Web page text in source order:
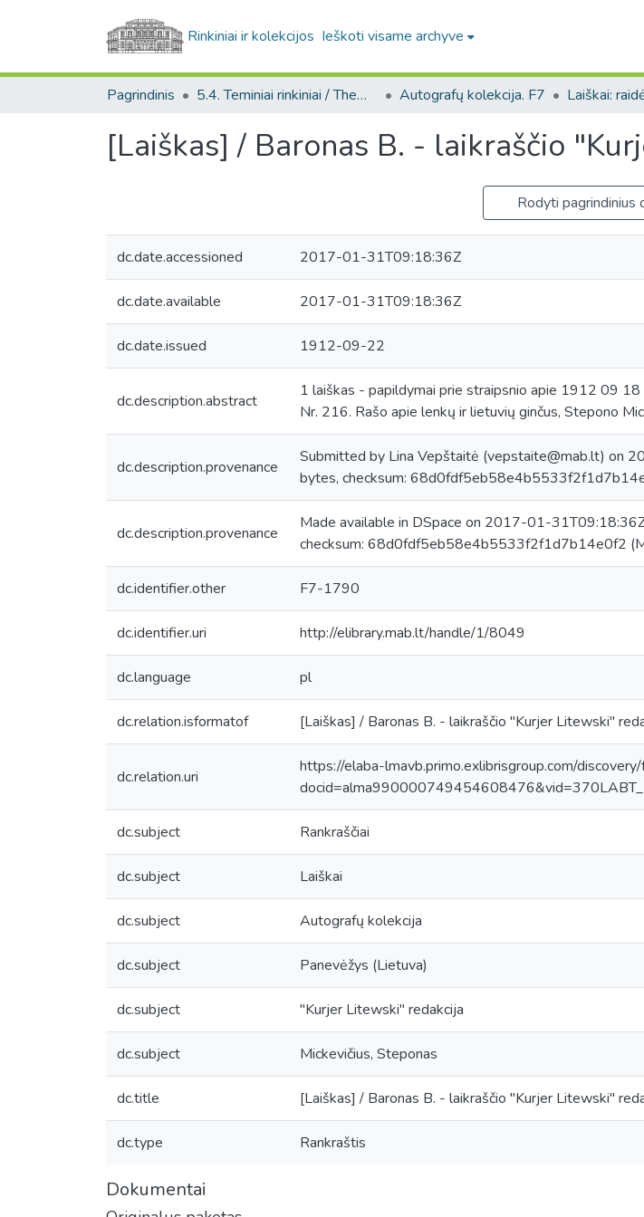
Rinkiniai ir kolekcijos Ieškoti visame archyve
Pagrindinis 5.4. Teminiai rinkiniai / Thematic collections Autografų kolekcija. F7
[Laiškas] / Baronas B. - laikraščio
Rodyti pagrindinius
dc.date.accessioned 2017-01-31T09:18:36Z
dc.date.available 2017-01-31T09:18:36Z
dc.date.issued 1912-09-22
dc.description.abstract
1 laiškas - papildymai prie straipsnio apie 1912 09
Nr. 216. Rašo apie lenkų ir lietuvių ginčus, Stepono
dc.description.provenance
Submitted by Lina Vepštaitė (vepstaite@mab.lt)
bytes, checksum:
dc.description.provenance
Made available in DSpace on 2017-01-
checksum: 68d0fdf5eb58e4b5533f2f1d7b14e0f2
dc.identifier.other F7-1790
dc.identifier.uri http://elibrary.mab.lt/handle/1/8049
dc.language pl
dc.relation.isformatof [Laiškas] / Baronas B. - laikraščio "Kurjer Litewski"
dc.relation.uri
https://elaba-lmavb.primo.exlibrisgroup.com/
dc.subject Rankraščiai
dc.subject Laiškai
dc.subject Autografų kolekcija
dc.subject Panevėžys (Lietuva)
dc.subject "Kurjer Litewski" redakcija
dc.subject Mickevičius, Steponas
dc.title [Laiškas] / Baronas B. - laikraščio "Kurjer Litewski"
dc.type Rankraštis
Dokumentai